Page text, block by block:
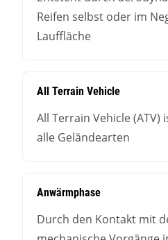
Reifen selbst oder im
Lauffläche
All Terrain Vehicle
All Terrain Vehicle (ATV)
alle Geländearten
Anwärmphase
Durch den Kontakt mit